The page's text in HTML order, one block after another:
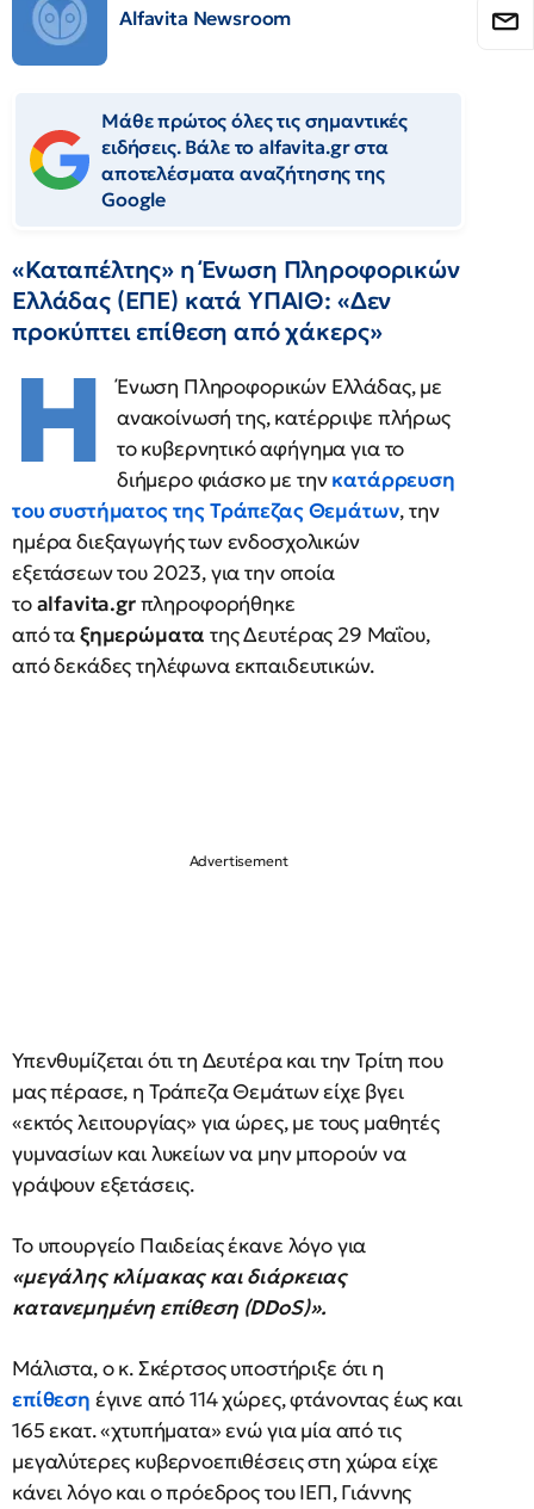
Alfavita Newsroom
Μάθε πρώτος όλες τις σημαντικές
ειδήσεις. Βάλε το alfavita.gr στα
αποτελέσματα αναζήτησης της
Google
«Καταπέλτης» η Ένωση Πληροφορικών
Ελλάδας (ΕΠΕ) κατά ΥΠΑΙΘ: «Δεν
προκύπτει επίθεση από χάκερς»
Η
Ένωση Πληροφορικών Ελλάδας, με
ανακοίνωσή της, κατέρριψε πλήρως
το κυβερνητικό αφήγημα για το
διήμερο φιάσκο με τηνκατάρρευση
του συστήματος της Τράπεζας Θεμάτων, την
ημέρα διεξαγωγής των ενδοσχολικών
εξετάσεων του 2023, για την οποία
τοalfavita.grπληροφορήθηκε
από ταξημερώματα της Δευτέρας 29 Μαΐου,
από δεκάδες τηλέφωνα εκπαιδευτικών.
Υπενθυμίζεται ότι τη Δευτέρα και την Τρίτη που
μας πέρασε, η Τράπεζα Θεμάτων είχε βγει
«εκτός λειτουργίας» για ώρες, με τους μαθητές
γυμνασίων και λυκείων να μην μπορούν να
γράψουν εξετάσεις.
Το υπουργείο Παιδείας έκανε λόγο για
«μεγάλης κλίμακας και διάρκειας
κατανεμημένη επίθεση (DDoS)».
Μάλιστα, ο κ. Σκέρτσος υποστήριξε ότι η
επίθεση έγινε από 114 χώρες, φτάνοντας έως και
165 εκατ. «χτυπήματα» ενώ για μία από τις
μεγαλύτερες κυβερνοεπιθέσεις στη χώρα είχε
κάνει λόγο και ο πρόεδρος του ΙΕΠ, Γιάννης